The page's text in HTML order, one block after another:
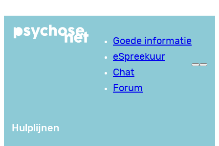
naar
Goede informatie
eSpreekuur
Chat
Forum
Hulplijnen